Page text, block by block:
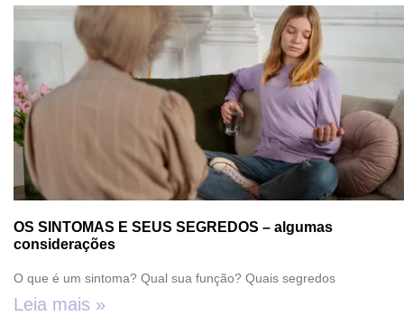
OS SINTOMAS E SEUS SEGREDOS – algumas
considerações
O que é um sintoma? Qual sua função? Quais segredos
Leia mais »